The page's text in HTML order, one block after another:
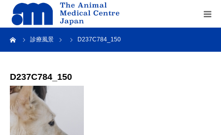
診療風景 D237C784_150
D237C784_150
Home
service
recruit